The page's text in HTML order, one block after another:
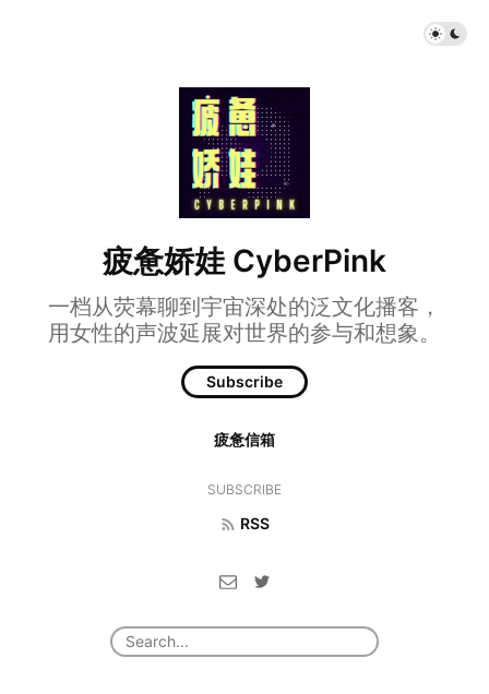
疲惫娇娃 CyberPink
一档从荧幕聊到宇宙深处的泛文化播客，
用女性的声波延展对世界的参与和想象。
Subscribe
疲惫信箱
SUBSCRIBE
RSS